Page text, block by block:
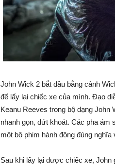
John Wick 2 bắt đầu bằng cảnh
để lấy lại chiếc xe của mình. Đạo
Keanu Reeves trong bộ dạng John
nhanh gọn, dứt khoát. Các pha ám
một bộ phim hành động đúng
Sau khi lấy lại được chiếc xe,